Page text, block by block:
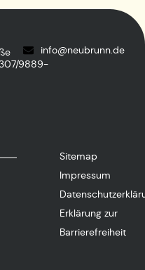
9889-
info@neubrunn.de
Sitemap
Impressum
Erklärung zur
Barrierefreiheit